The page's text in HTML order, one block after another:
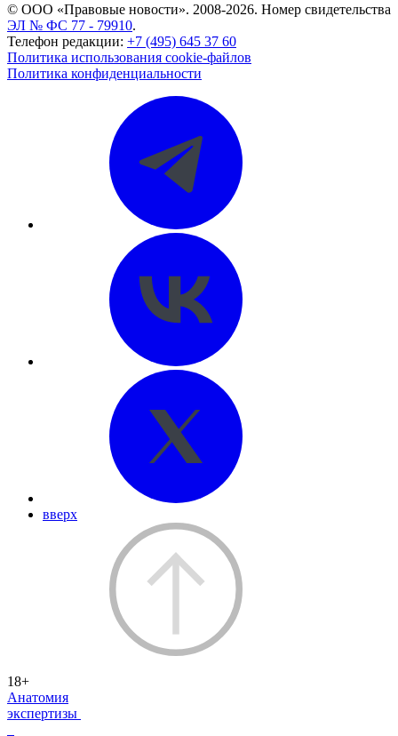
© ООО «Правовые новости». 2008-2026. Номер свидетельства
ЭЛ № ФС 77 - 79910.
Телефон редакции: +7 (495) 645 37 60
Политика использования cookie-файлов
Политика конфиденциальности
вверх
18+
Анатомия
экспертизы